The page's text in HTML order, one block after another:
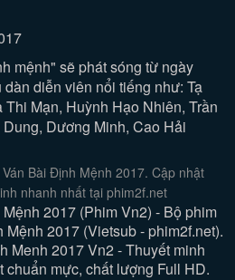
mệnh" sẽ phát sóng từ ngày
diễn viên nổi tiếng như: Tạ
Mạn, Huỳnh Hạo Nhiên, Trần
Dương Minh, Cao Hải
Bài Định Mệnh 2017. Cập nhật
nhanh nhất tại phim2f.net
2017 (Phim Vn2) - Bộ phim
2017 (Vietsub - phim2f.net).
Menh 2017 Vn2 - Thuyết minh
chuẩn mực, chất lượng Full HD.